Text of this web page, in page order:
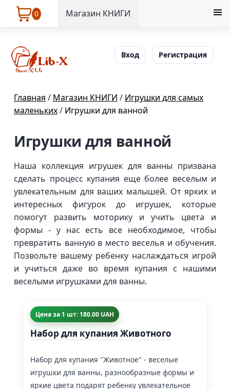
0 Магазин КНИГИ
Вход Регистрация
Главная / Магазин КНИГИ / Игрушки для самых
маленьких/ Игрушки для ванной
Игрушки для ванной
Наша коллекция игрушек для ванны призвана
сделать процесс купания еще более веселым и
увлекательным для ваших малышей. От ярких и
интересных фигурок до игрушек, которые
помогут развить моторику и учить цвета и
формы - у нас есть все необходимое, чтобы
превратить ванную в место веселья и обучения.
Позвольте вашему ребенку наслаждаться игрой
и учиться даже во время купания с нашими
веселыми игрушками для ванны.
Цена за 1 шт: 180.00 UAH
Набор для купания Животного
Набор для купания "Животное" - веселые
игрушки для ванны, разнообразные формы и
яркие цвета подарят ребенку увлекательное